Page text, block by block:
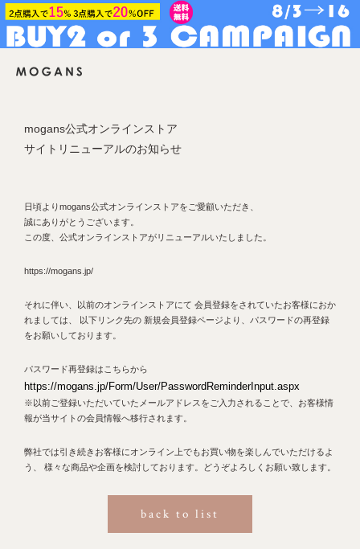
mogans公式オンラインストア
サイトリニューアルのお知らせ
日頃よりmogans公式オンラインストアをご愛顧いただき、
誠にありがとうございます。
この度、公式オンラインストアがリニューアルいたしました。
https://mogans.jp/
それに伴い、以前のオンラインストアにて 会員登録をされていたお客様におか
れましては、 以下リンク先の 新規会員登録ページより、パスワードの再登録
をお願いしております。
パスワード再登録はこちらから
https://mogans.jp/Form/User/PasswordReminderInput.aspx
※以前ご登録いただいていたメールアドレスをご入力されることで、お客様情
報が当サイトの会員情報へ移行されます。
弊社では引き続きお客様にオンライン上でもお買い物を楽しんでいただけるよ
う、 様々な商品や企画を検討しております。どうぞよろしくお願い致します。
back to list